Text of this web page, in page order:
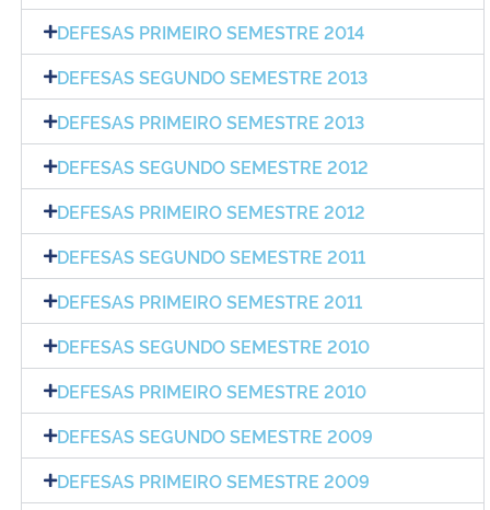
DEFESAS PRIMEIRO SEMESTRE 2014
DEFESAS SEGUNDO SEMESTRE 2013
DEFESAS PRIMEIRO SEMESTRE 2013
DEFESAS SEGUNDO SEMESTRE 2012
DEFESAS PRIMEIRO SEMESTRE 2012
DEFESAS SEGUNDO SEMESTRE 2011
DEFESAS PRIMEIRO SEMESTRE 2011
DEFESAS SEGUNDO SEMESTRE 2010
DEFESAS PRIMEIRO SEMESTRE 2010
DEFESAS SEGUNDO SEMESTRE 2009
DEFESAS PRIMEIRO SEMESTRE 2009